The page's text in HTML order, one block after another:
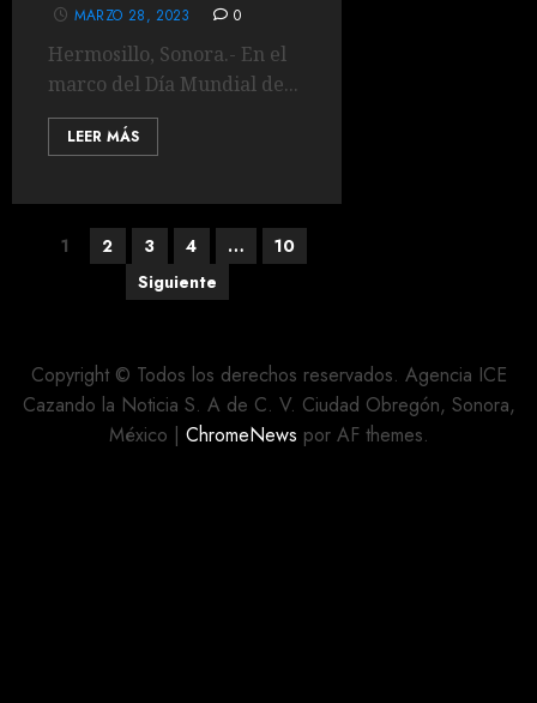
MARZO 28, 2023 0
Hermosillo, Sonora.- En el
marco del Día Mundial de...
LEER MÁS
Paginación
1 2 3 4 …
10
Siguiente
Copyright © Todos los derechos reservados. Agencia ICE
Cazando la Noticia S. A de C. V. Ciudad Obregón, Sonora,
México | ChromeNews por AF themes.